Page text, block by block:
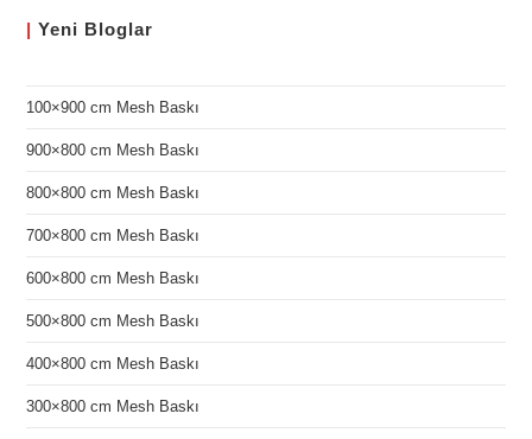
| Yeni Bloglar
100×900 cm Mesh Baskı
900×800 cm Mesh Baskı
800×800 cm Mesh Baskı
700×800 cm Mesh Baskı
600×800 cm Mesh Baskı
500×800 cm Mesh Baskı
400×800 cm Mesh Baskı
300×800 cm Mesh Baskı